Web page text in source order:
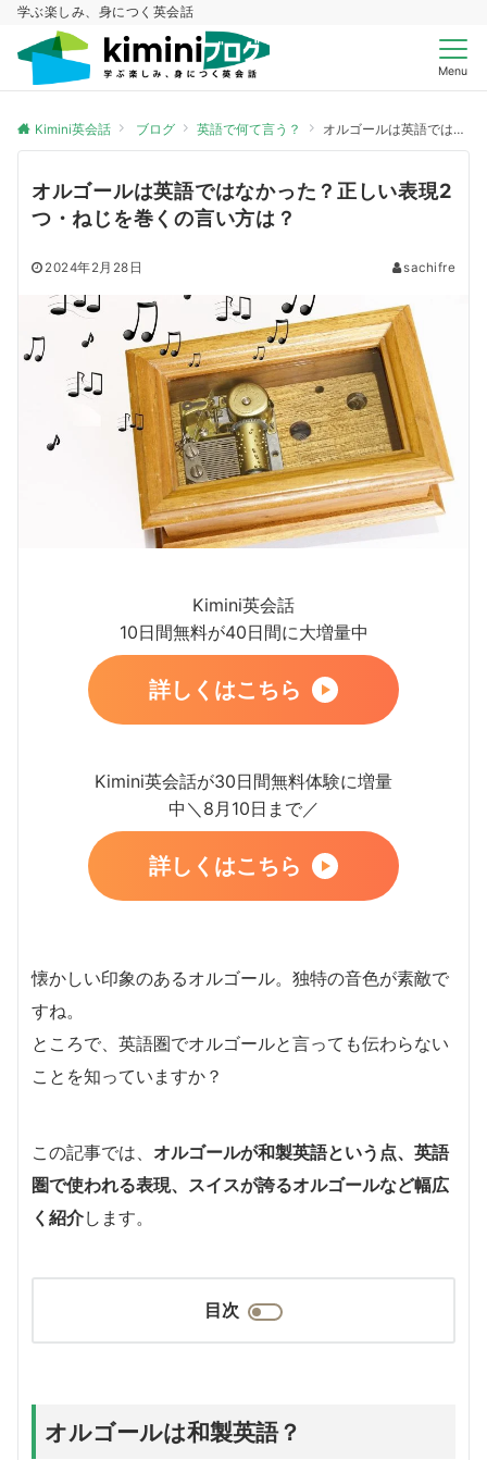
学ぶ楽しみ、身につく英会話
Menu
Kimini英会話 ブログ 英語で何て言う？ オルゴールは英語ではなかった？正しい表現2つ・ねじを巻くの言い方は？
オルゴールは英語ではなかった？正しい表現2
つ・ねじを巻くの言い方は？
2024年2月28日 sachifre
Kimini英会話
10日間無料が40日間に大増量中
詳しくはこちら
Kimini英会話が30日間無料体験に増量
中＼8月10日まで／
詳しくはこちら
懐かしい印象のあるオルゴール。独特の音色が素敵で
すね。
ところで、英語圏でオルゴールと言っても伝わらない
ことを知っていますか？
この記事では、 オルゴールが和製英語という点、英語
圏で使われる表現、スイスが誇るオルゴールなど幅広
く紹介します。
目次
オルゴールは和製英語？